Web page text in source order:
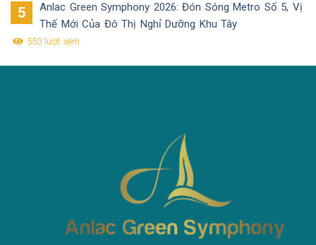
Anlac Green Symphony 2026: Đón Sóng Metro Số 5, Vị
Thế Mới Của Đô Thị Nghỉ Dưỡng Khu Tây
550 lượt xem